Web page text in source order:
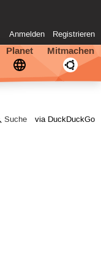
Anmelden Registrieren
Planet Mitmachen
via DuckDuckGo